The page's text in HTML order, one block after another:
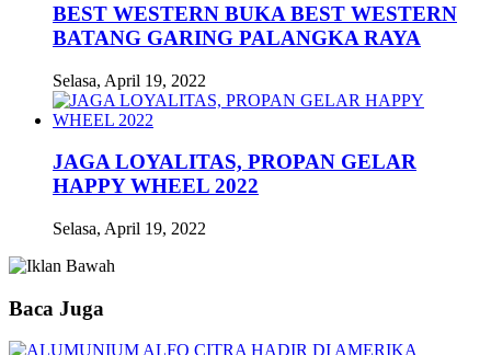
BEST WESTERN BUKA BEST WESTERN
BATANG GARING PALANGKA RAYA
Selasa, April 19, 2022
JAGA LOYALITAS, PROPAN GELAR
HAPPY WHEEL 2022
Selasa, April 19, 2022
Baca Juga